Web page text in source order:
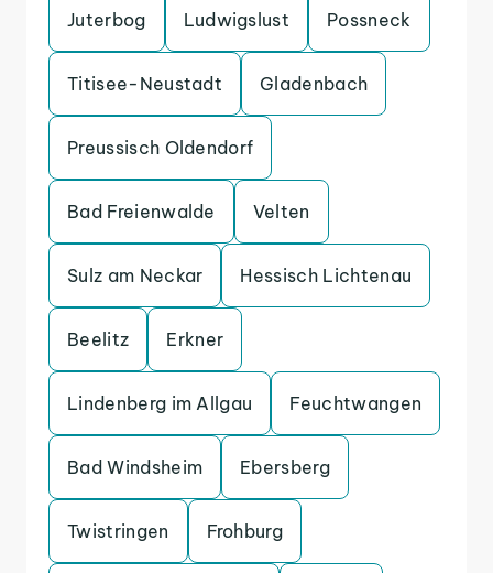
Juterbog Ludwigslust Possneck
Titisee-Neustadt Gladenbach
Preussisch Oldendorf
Bad Freienwalde Velten
Sulz am Neckar Hessisch Lichtenau
Beelitz Erkner
Lindenberg im Allgau Feuchtwangen
Bad Windsheim Ebersberg
Twistringen Frohburg